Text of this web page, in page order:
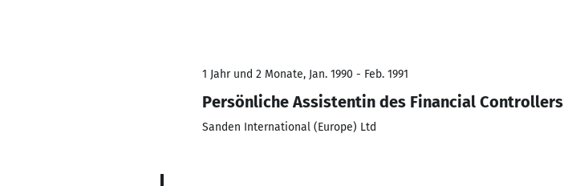
1 Jahr und 2 Monate, Jan. 1990 - Feb. 1991
Persönliche Assistentin des Financial Controllers
Sanden International (Europe) Ltd